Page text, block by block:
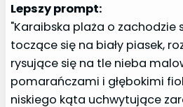
Lepszy prompt:
"Karaibska plaża o zachodzie
toczące się na biały piasek,
rysujące się na tle nieba
pomarańczami i głębokimi
niskiego kąta uchwytujące